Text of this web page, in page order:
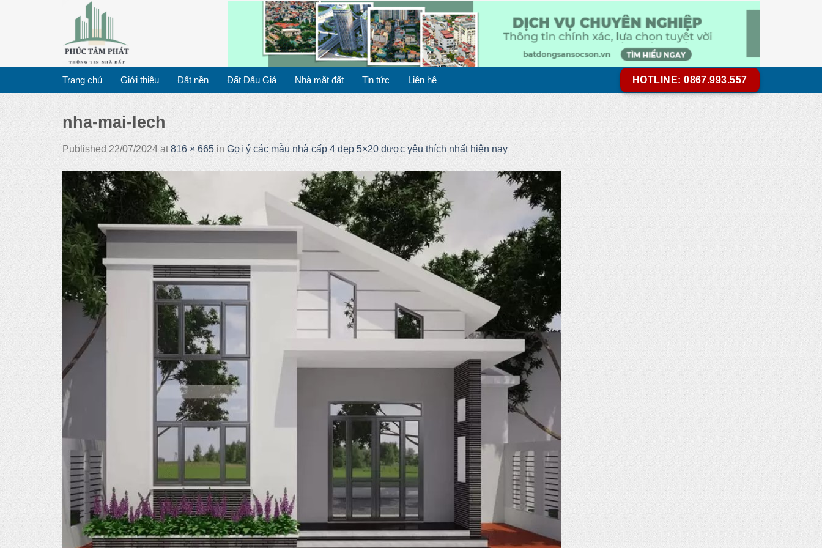
Trang chủ Giới thiệu Đất nền Đất Đấu Giá Nhà mặt đất Tin tức Liên hệ HOTLINE: 0867.993.557
nha-mai-lech
Published 22/07/2024at816 × 665 in Gợi ý các mẫu nhà cấp 4 đẹp 5×20 được yêu thích nhất hiện nay